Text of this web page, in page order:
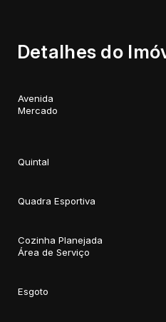
Detalhes do
Avenida
Mercado
Quintal
Quadra Esportiva
Cozinha Planejada
Área de Serviço
Esgoto